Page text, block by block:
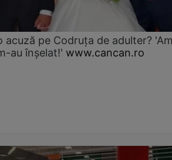
acuză pe Codruța de adulter?
au înșelat!' www.cancan.ro